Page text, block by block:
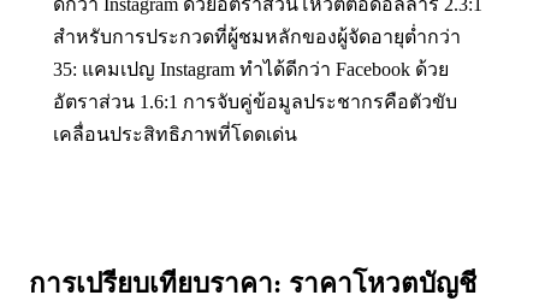
สำหรับการประกวดที่ผู้ชมหลักของผู้จัดอายุต่ำกว่า
35: แคมเปญ Instagram ทำได้ดีกว่า Facebook ด้วย
อัตราส่วน 1.6:1 การจับคู่ข้อมูลประชากรคือตัวขับ
เคลื่อนประสิทธิภาพที่โดดเด่น
การเปรียบเทียบราคา: ราคาโหวตบัญชี